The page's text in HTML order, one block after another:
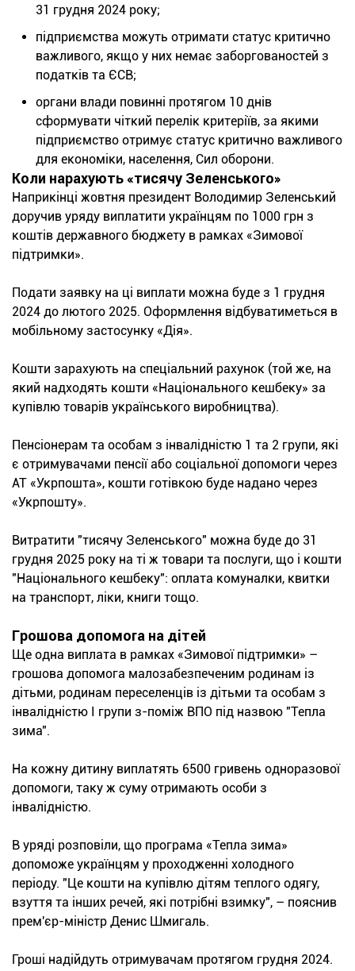
31 грудня 2024 року;
підприємства можуть отримати статус критично
важливого, якщо у них немає заборгованостей з
податків та ЄСВ;
органи влади повинні протягом 10 днів
сформувати чіткий перелік критеріїв, за якими
підприємство отримує статус критично важливого
для економіки, населення, Сил оборони.
Коли нарахують «тисячу Зеленського»
Наприкінці жовтня президент Володимир Зеленський
доручив уряду виплатити українцям по 1000 грн з
коштів державного бюджету в рамках «Зимової
підтримки».
Подати заявку на ці виплати можна буде з 1 грудня
2024 до лютого 2025. Оформлення відбуватиметься в
мобільному застосунку «Дія».
Кошти зарахують на спеціальний рахунок (той же, на
який надходять кошти «Національного кешбеку» за
купівлю товарів українського виробництва).
Пенсіонерам та особам з інвалідністю 1 та 2 групи, які
є отримувачами пенсії або соціальної допомоги через
АТ «Укрпошта», кошти готівкою буде надано через
«Укрпошту».
Витратити "тисячу Зеленського" можна буде до 31
грудня 2025 року на ті ж товари та послуги, що і кошти
"Національного кешбеку": оплата комуналки, квитки
на транспорт, ліки, книги тощо.
Грошова допомога на дітей
Ще одна виплата в рамках «Зимової підтримки» –
грошова допомога малозабезпеченим родинам із
дітьми, родинам переселенців із дітьми та особам з
інвалідністю І групи з-поміж ВПО під назвою "Тепла
зима".
На кожну дитину виплатять 6500 гривень одноразової
допомоги, таку ж суму отримають особи з
інвалідністю.
В уряді розповіли, що програма «Тепла зима»
допоможе українцям у проходженні холодного
періоду. "Це кошти на купівлю дітям теплого одягу,
взуття та інших речей, які потрібні взимку", – пояснив
прем'єр-міністр Денис Шмигаль.
Гроші надійдуть отримувачам протягом грудня 2024.